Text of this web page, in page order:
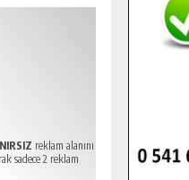
reklam alanını
sadece 2 reklam